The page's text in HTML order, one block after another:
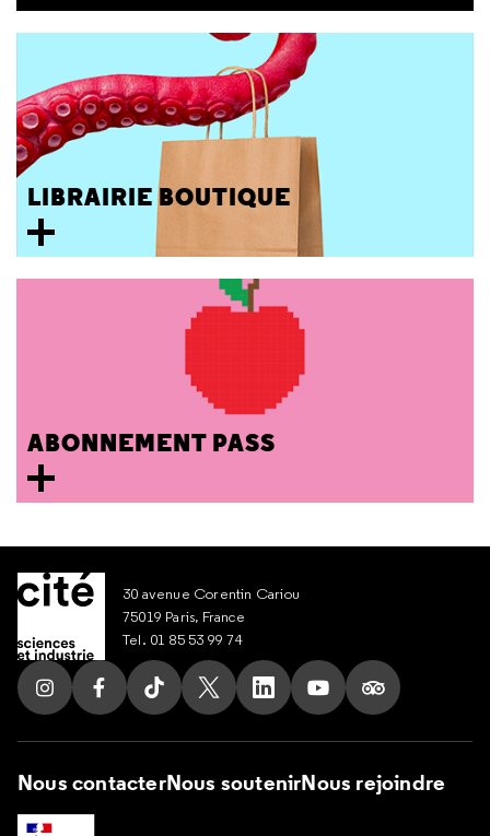
LIBRAIRIE BOUTIQUE
ABONNEMENT PASS
30 avenue Corentin Cariou
75019 Paris, France
Tel. 01 85 53 99 74
Suivez nous sur Instagram
Suivez nous sur Facebook
Suivez nous sur Tik Tok
Suivez nous sur X
Suivez nous sur LinkedIn
Suivez nous sur
Suivez nous
Nous contacterNous soutenirNous rejoindre